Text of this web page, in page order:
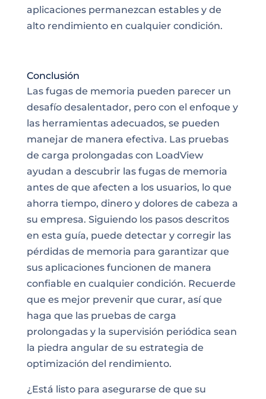
aplicaciones permanezcan estables y de
alto rendimiento en cualquier condición.
Conclusión
Las fugas de memoria pueden parecer un
desafío desalentador, pero con el enfoque y
las herramientas adecuados, se pueden
manejar de manera efectiva. Las pruebas
de carga prolongadas con LoadView
ayudan a descubrir las fugas de memoria
antes de que afecten a los usuarios, lo que
ahorra tiempo, dinero y dolores de cabeza a
su empresa. Siguiendo los pasos descritos
en esta guía, puede detectar y corregir las
pérdidas de memoria para garantizar que
sus aplicaciones funcionen de manera
confiable en cualquier condición. Recuerde
que es mejor prevenir que curar, así que
haga que las pruebas de carga
prolongadas y la supervisión periódica sean
la piedra angular de su estrategia de
optimización del rendimiento.
¿Está listo para asegurarse de que su